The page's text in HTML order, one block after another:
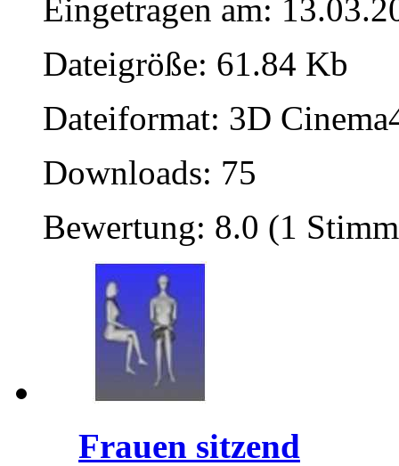
Eingetragen am:
Dateigröße: 61.84 Kb
Dateiformat: 3D
Downloads: 75
Bewertung: 8.0 (1
Frauen sitzend